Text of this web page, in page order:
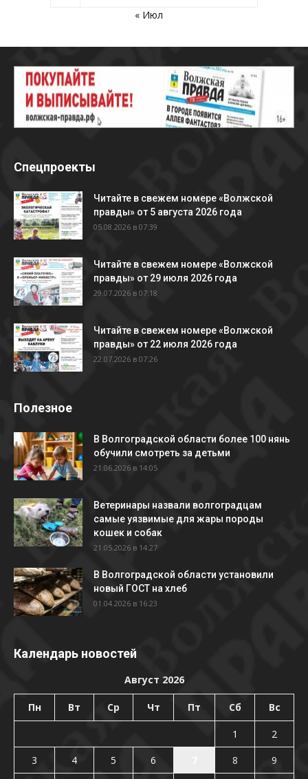
« Июл
Спецпроекты
Читайте в свежем номере «Волжской
правды» от 5 августа 2026 года
05.08.2026 в 07:39
Читайте в свежем номере «Волжской
правды» от 29 июля 2026 года
29.07.2026 в 07:18
Читайте в свежем номере «Волжской
правды» от 22 июля 2026 года
22.07.2026 в 07:26
Полезное
В Волгоградской области более 100 нянь
обучили смотреть за детьми
21.06.2026 в 14:05
Ветеринары назвали волгоградцам
самые уязвимые для жары породы
кошек и собак
21.05.2026 в 14:27
В Волгоградской области установили
новый ГОСТ на хлеб
01.04.2026 в 16:23
Календарь новостей
Август 2026
Пн Вт Ср Чт Пт Сб Вс
1
2
3
4 5 6 8
9